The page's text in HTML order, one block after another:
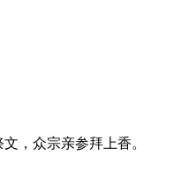
，众宗亲参拜上香。